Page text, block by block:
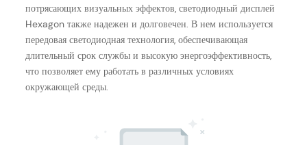
потрясающих визуальных эффектов, светодиодный дисплей
Hexagon также надежен и долговечен. В нем используется
передовая светодиодная технология, обеспечивающая
длительный срок службы и высокую энергоэффективность,
что позволяет ему работать в различных условиях
окружающей среды.